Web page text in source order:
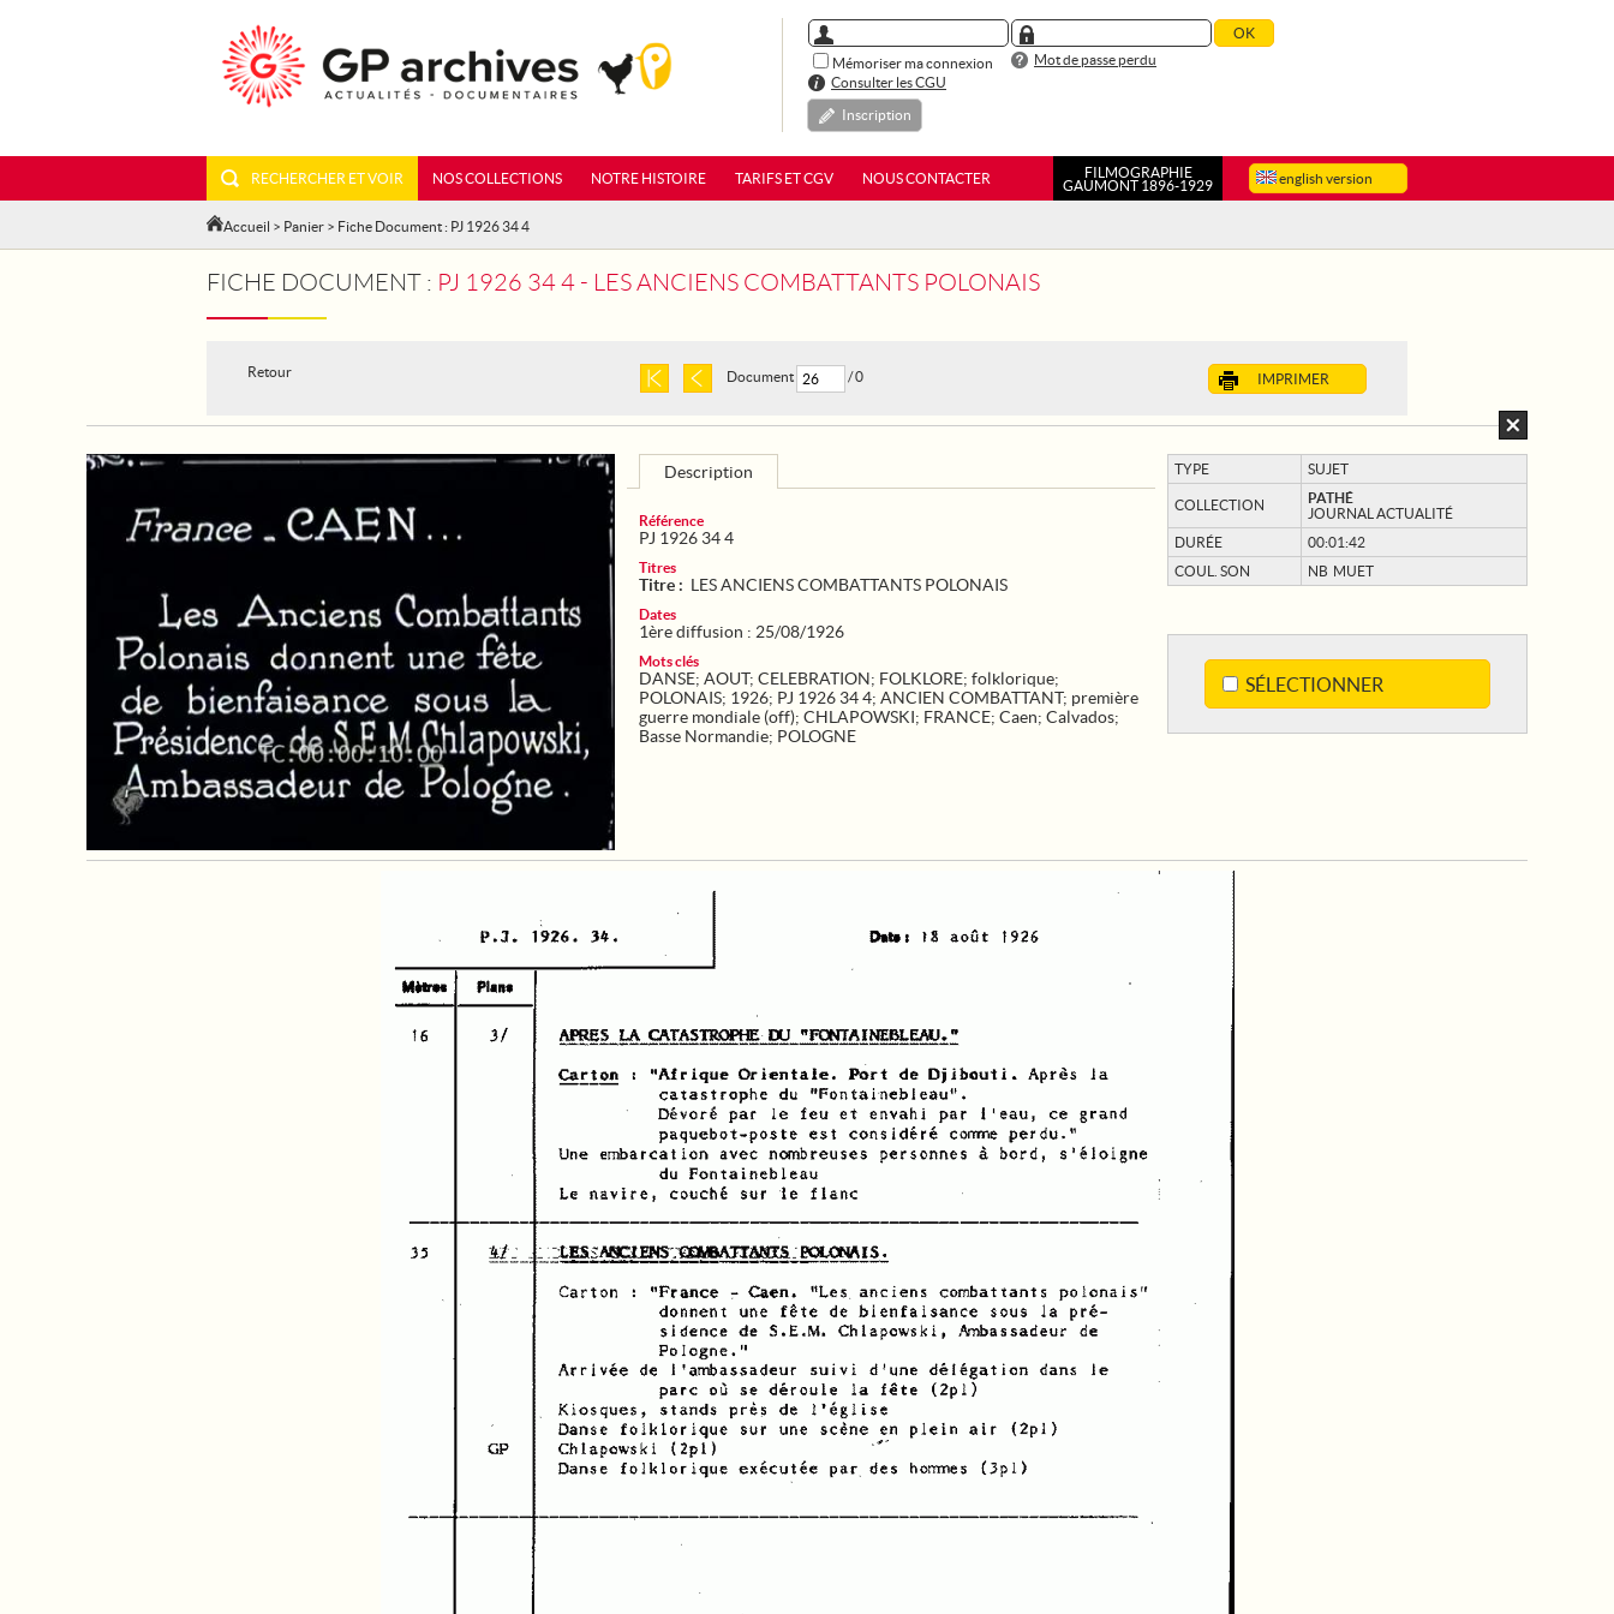
Mémoriser ma connexion
Mot de passe perdu
Consulter les CGU
Inscription
english version
RECHERCHER ET VOIR NOS COLLECTIONS NOTRE HISTOIRE TARIFS ET CGV NOUS CONTACTER
FILMOGRAPHIE
GAUMONT 1896-1929
Accueil > Panier > Fiche Document : PJ 1926 34 4
FICHE DOCUMENT : PJ 1926 34 4 - LES ANCIENS COMBATTANTS POLONAIS
Retour IMPRIMER
Document / 0
TYPE SUJET
COLLECTION
PATHÉ
JOURNAL ACTUALITÉ
DURÉE
00:01:42
COUL. SON
NB MUET
SÉLECTIONNER
Description
Référence
PJ 1926 34 4
Titres
Titre : LES ANCIENS COMBATTANTS POLONAIS
Dates
1ère diffusion : 25/08/1926
Mots clés
DANSE; AOUT; CELEBRATION; FOLKLORE; folklorique;
POLONAIS; 1926; PJ 1926 34 4; ANCIEN COMBATTANT; première
guerre mondiale (off); CHLAPOWSKI; FRANCE; Caen; Calvados;
Basse Normandie; POLOGNE